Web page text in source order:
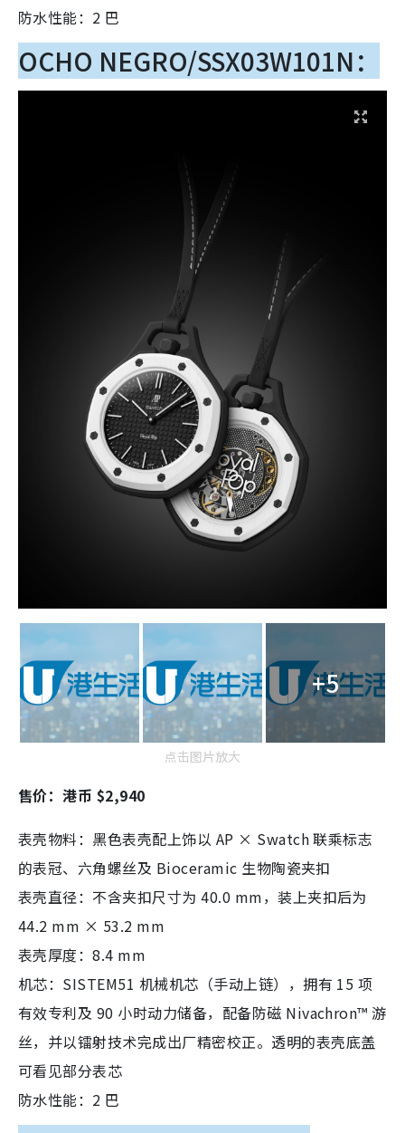
防水性能：2 巴
OCHO NEGRO/SSX03W101N：
+5
点击图片放大
售价：港币 $2,940
表壳物料：黑色表壳配上饰以 AP × Swatch 联乘标志
的表冠、六角螺丝及 Bioceramic 生物陶瓷夹扣
表壳直径：不含夹扣尺寸为 40.0 mm，装上夹扣后为
44.2 mm × 53.2 mm
表壳厚度：8.4 mm
机芯：SISTEM51 机械机芯（手动上链），拥有 15 项
有效专利及 90 小时动力储备，配备防磁 Nivachron™ 游
丝，并以镭射技术完成出厂精密校正。透明的表壳底盖
可看见部分表芯
防水性能：2 巴